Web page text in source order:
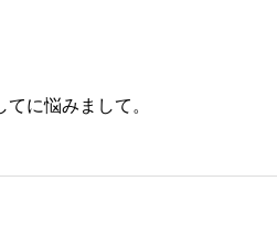
てに悩みまして。